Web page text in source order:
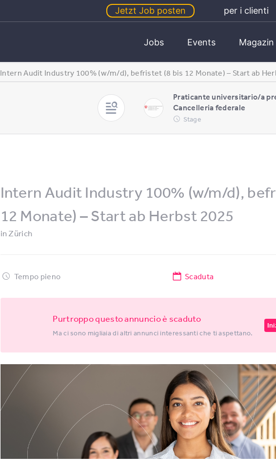
Jetzt Job posten per i clienti
Jobs Events Magazin
Intern Audit Industry 100% (w/m/d), befristet (8 bis 12 Monate) – Start ab
Praticante universitario/a
Cancelleria federale
Stage
Intern Audit Industry 100% (w/m/d),
12 Monate) – Start ab Herbst 2025
inZürich
Tempo pieno Scaduta
Purtroppo questo annuncio è scaduto
Ma ci sono migliaia di altri annunci interessanti che ti aspettano.